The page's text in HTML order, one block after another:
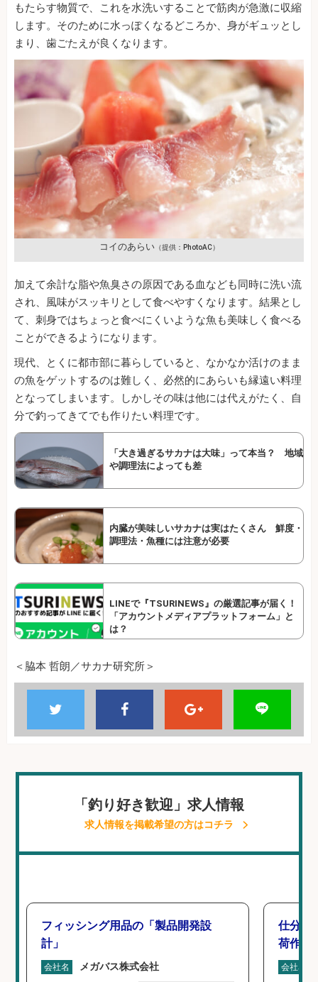
もたらす物質で、これを水洗いすることで筋肉が急激に収縮
します。そのために水っぽくなるどころか、身がギュッとし
まり、歯ごたえが良くなります。
コイのあらい（提供：PhotoAC）
加えて余計な脂や魚臭さの原因である血なども同時に洗い流
され、風味がスッキリとして食べやすくなります。結果とし
て、刺身ではちょっと食べにくいような魚も美味しく食べる
ことができるようになります。
現代、とくに都市部に暮らしていると、なかなか活けのまま
の魚をゲットするのは難しく、必然的にあらいも縁遠い料理
となってしまいます。しかしその味は他には代えがたく、自
分で釣ってきてでも作りたい料理です。
「大き過ぎるサカナは大味」って本当？ 地域
や調理法によっても差
内臓が美味しいサカナは実はたくさん 鮮度・
調理法・魚種には注意が必要
LINEで『TSURINEWS』の厳選記事が届く！
「アカウントメディアプラットフォーム」と
は？
＜脇本 哲朗／サカナ研究所＞
「釣り好き歓迎」求人情報
求人情報を掲載希望の方はコチラ
フィッシング用品の「製品開発設
計」
会社名 メガバス株式会社
仕分け
荷作業
会社名